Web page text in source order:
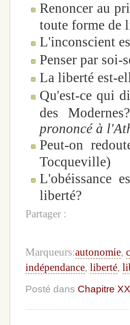
Renoncer au
toute forme de
L'inconscient
Penser par soi-
La liberté est-
Qu'est-ce qui
des
prononcé à
Peut-on
Tocqueville)
L'obéissance
liberté?
Partager :
Marqueurs:autonomie,
indépendance, liberté,
Posté dans Chapitre